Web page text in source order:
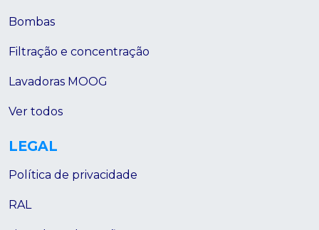
Bombas
Filtração e concentração
Lavadoras MOOG
Ver todos
LEGAL
Política de privacidade
RAL